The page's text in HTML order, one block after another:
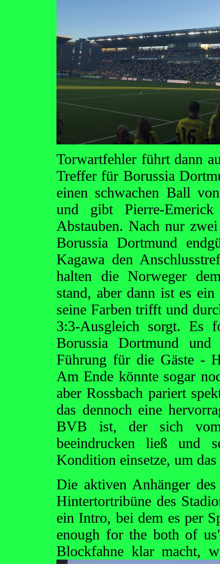
Torwartfehler führt dann
Treffer für Borussia
einen schwachen Ball
und gibt Pierre-
Abstauben. Nach nur
Borussia Dortmund
Kagawa den
halten die Norweger
stand, aber dann ist es
seine Farben trifft und
3:3-Ausgleich sorgt. Es
Borussia Dortmund
Führung für die Gäste -
Am Ende könnte sogar
aber Rossbach pariert
das dennoch eine
BVB ist, der sich
beeindrucken ließ und
Kondition einsetze, um
Die aktiven Anhänger
Hintertortribüne des
ein Intro, bei dem es per
enough for the both of
Blockfahne klar macht,